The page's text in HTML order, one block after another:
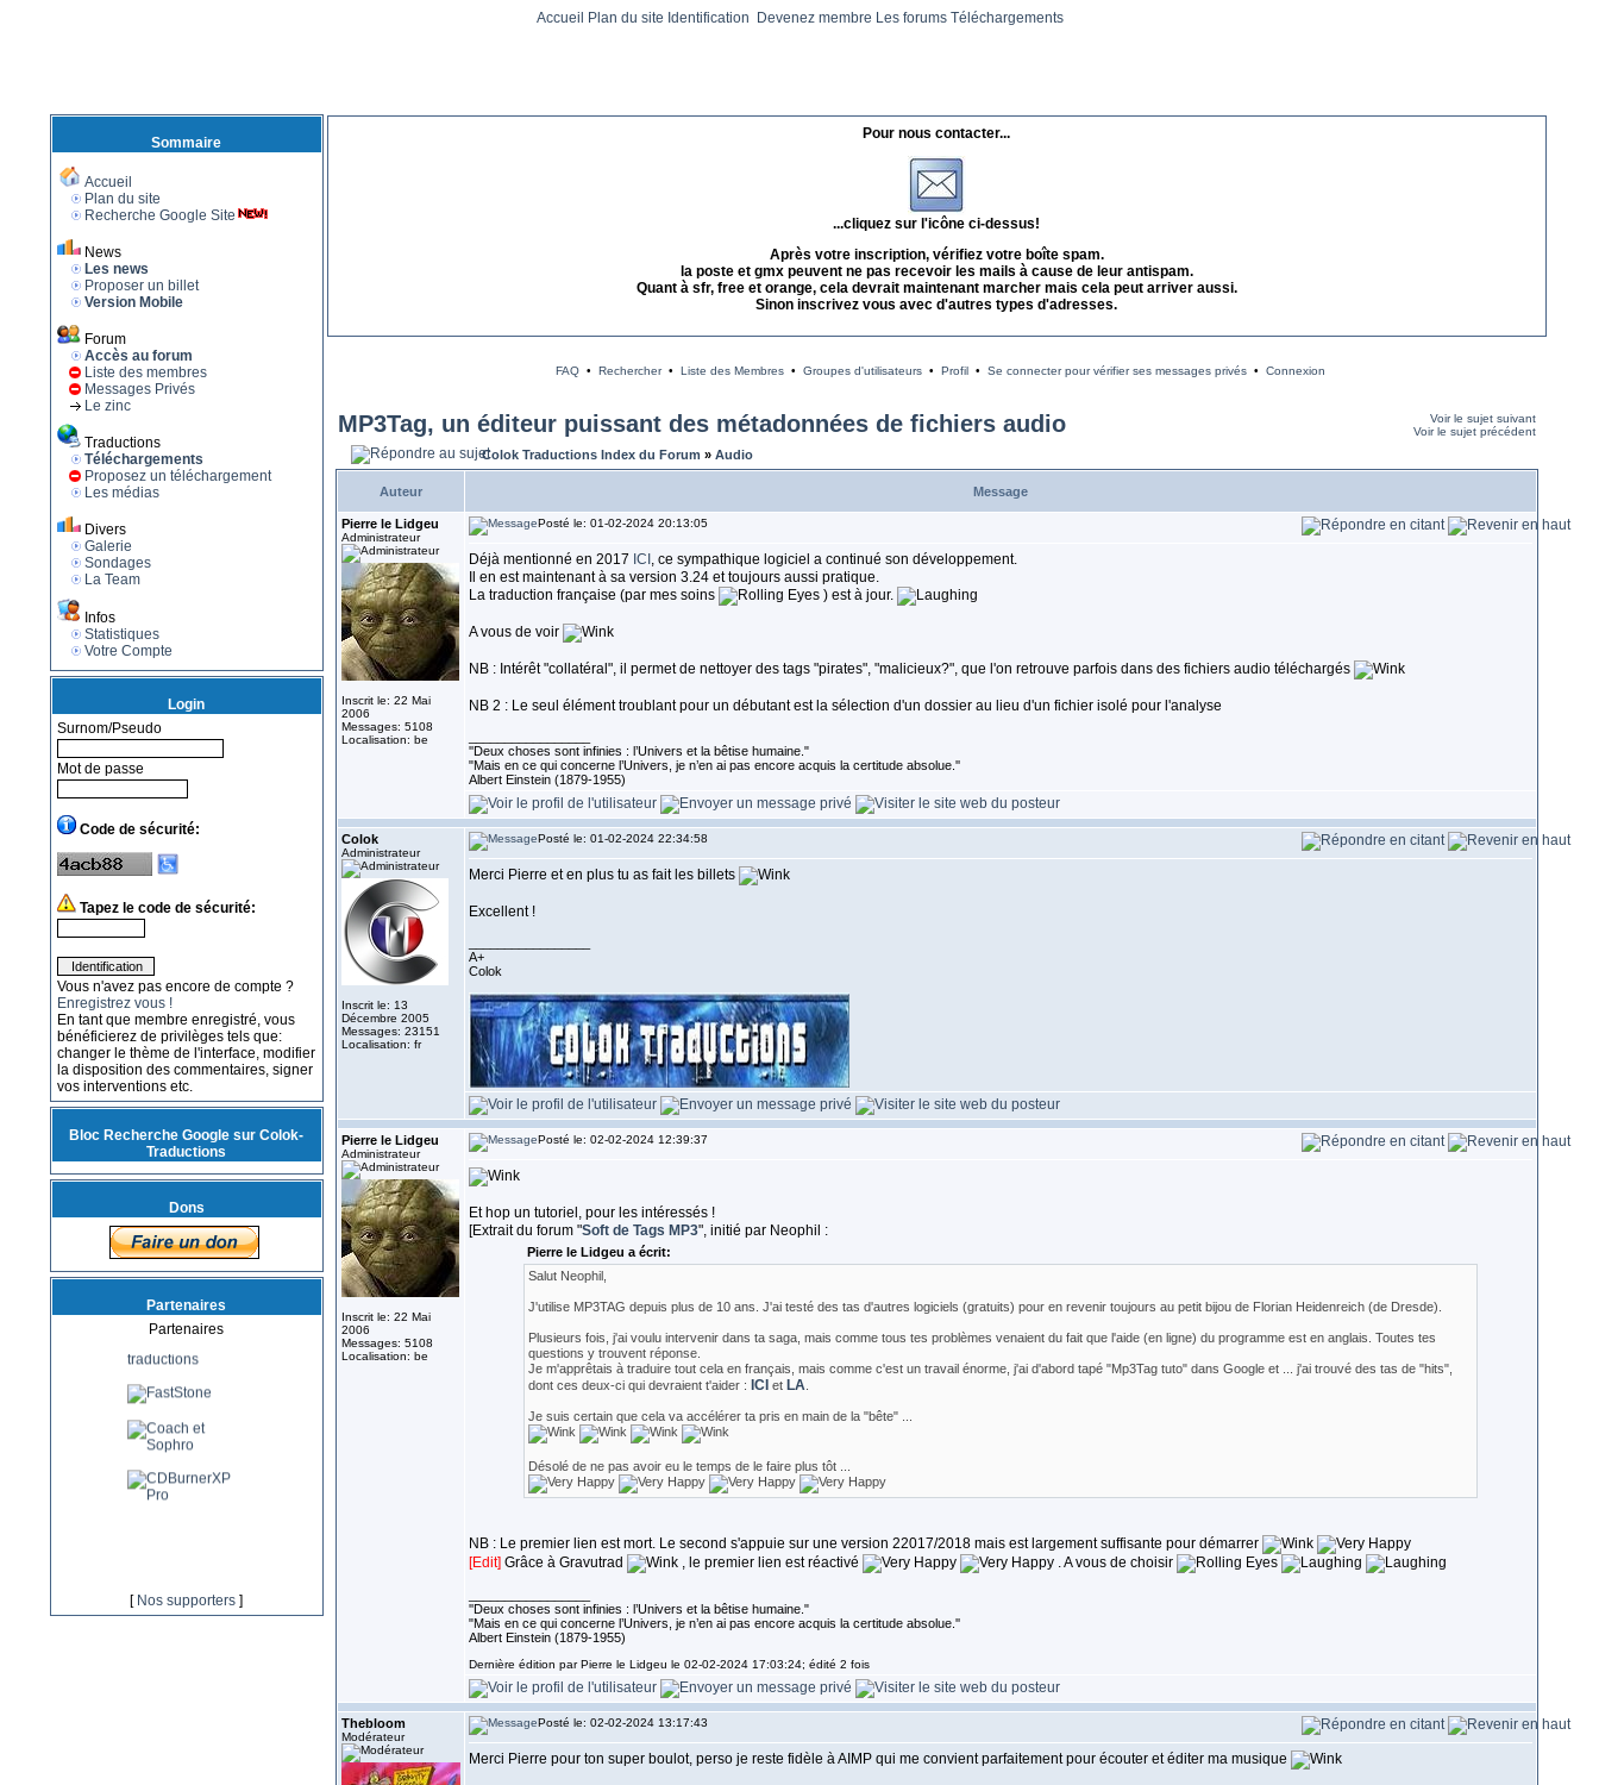
Accueil Plan du site Identification Devenez membre Les forums Téléchargements
Sommaire
Accueil
Plan du site
Recherche Google Site
News
Les news
Proposer un billet
Version Mobile
Forum
Accès au forum
Liste des membres
Messages Privés
Le zinc
Traductions
Téléchargements
Proposez un téléchargement
Les médias
Divers
Galerie
Sondages
La Team
Infos
Statistiques
Votre Compte
Login
Surnom/Pseudo
Mot de passe
Code de sécurité:
Tapez le code de sécurité:
Vous n'avez pas encore de compte ?
Enregistrez vous !
En tant que membre enregistré, vous
bénéficierez de privilèges tels que:
changer le thème de l'interface, modifier
la disposition des commentaires, signer
vos interventions etc.
Bloc Recherche Google sur Colok-
Traductions
Dons
Partenaires
Partenaires
[ Nos supporters ]
Pour nous contacter...
...cliquez sur l'icône ci-dessus!
Après votre inscription, vérifiez votre boîte spam.
la poste et gmx peuvent ne pas recevoir les mails à cause de leur antispam.
Quant à sfr, free et orange, cela devrait maintenant marcher mais cela peut arriver aussi.
Sinon inscrivez vous avec d'autres types d'adresses.
FAQ• Rechercher• Liste des Membres• Groupes d'utilisateurs• Profil• Se connecter pour vérifier ses messages privés• Connexion
MP3Tag, un éditeur puissant des métadonnées de fichiers audio
Voir le sujet suivant
Voir le sujet précédent
Colok Traductions Index du Forum » Audio
Auteur Message
Pierre le Lidgeu
Administrateur
Inscrit le: 22 Mai
2006
Messages: 5108
Localisation: be
Posté le: 01-02-2024 20:13:05
Déjà mentionné en 2017 ICI , ce sympathique logiciel a continué son développement.
Il en est maintenant à sa version 3.24 et toujours aussi pratique.
La traduction française (par mes soins
) est à jour.
A vous de voir
NB : Intérêt "collatéral", il permet de nettoyer des tags "pirates", "malicieux?", que l'on retrouve parfois dans des fichiers audio téléchargés
NB 2 : Le seul élément troublant pour un débutant est la sélection d'un dossier au lieu d'un fichier isolé pour l'analyse
''Deux choses sont infinies : l’Univers et la bêtise humaine."
"Mais en ce qui concerne l’Univers, je n’en ai pas encore acquis la certitude absolue.''
Albert Einstein (1879-1955)
Colok
Administrateur
Inscrit le: 13
Décembre 2005
Messages: 23151
Localisation: fr
Posté le: 01-02-2024 22:34:58
Merci Pierre et en plus tu as fait les billets
Excellent !
A+
Colok
Pierre le Lidgeu
Administrateur
Inscrit le: 22 Mai
2006
Messages: 5108
Localisation: be
Posté le: 02-02-2024 12:39:37
Et hop un tutoriel, pour les intéressés !
[Extrait du forum "Soft de Tags MP3", initié par Neophil :
Pierre le Lidgeu a écrit:
Salut Neophil,
J'utilise MP3TAG depuis plus de 10 ans. J'ai testé des tas d'autres logiciels (gratuits) pour en revenir toujours au petit bijou de Florian Heidenreich (de Dresde).
Plusieurs fois, j'ai voulu intervenir dans ta saga, mais comme tous tes problèmes venaient du fait que l'aide (en ligne) du programme est en anglais. Toutes tes
questions y trouvent réponse.
Je m'apprêtais à traduire tout cela en français, mais comme c'est un travail énorme, j'ai d'abord tapé "Mp3Tag tuto" dans Google et ... j'ai trouvé des tas de "hits",
dont ces deux-ci qui devraient t'aider : ICI et LA
Je suis certain que cela va accélérer ta pris en main de la "bête" ...
Désolé de ne pas avoir eu le temps de le faire plus tôt ...
NB : Le premier lien est mort. Le second s'appuie sur une version 22017/2018 mais est largement suffisante pour démarrer
[Edit] Grâce à Gravutrad , le premier lien est réactivé . A vous de choisir
''Deux choses sont infinies : l’Univers et la bêtise humaine."
"Mais en ce qui concerne l’Univers, je n’en ai pas encore acquis la certitude absolue.''
Albert Einstein (1879-1955)
Dernière édition par Pierre le Lidgeu le 02-02-2024 17:03:24; édité 2 fois
Thebloom
Modérateur
Posté le: 02-02-2024 13:17:43
Merci Pierre pour ton super boulot, perso je reste fidèle à AIMP qui me convient parfaitement pour écouter et éditer ma musique